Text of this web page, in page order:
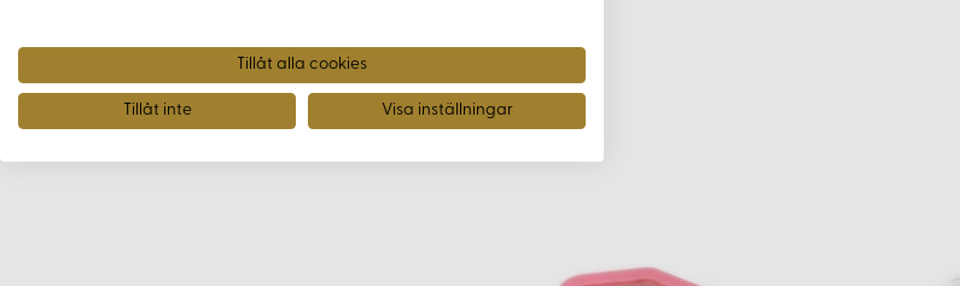
Tillbehör
Tillåt alla cookies
Tillåt inte Visa inställningar